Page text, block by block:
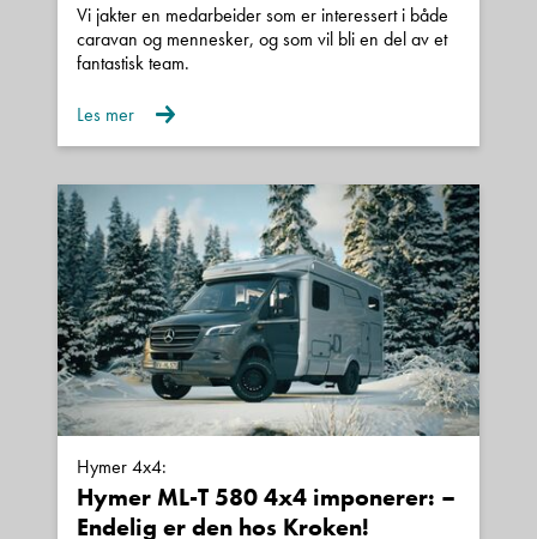
Vi jakter en medarbeider som er interessert i både
caravan og mennesker, og som vil bli en del av et
fantastisk team.
Les mer
Hymer 4x4:
Hymer ML-T 580 4x4 imponerer: –
Endelig er den hos Kroken!